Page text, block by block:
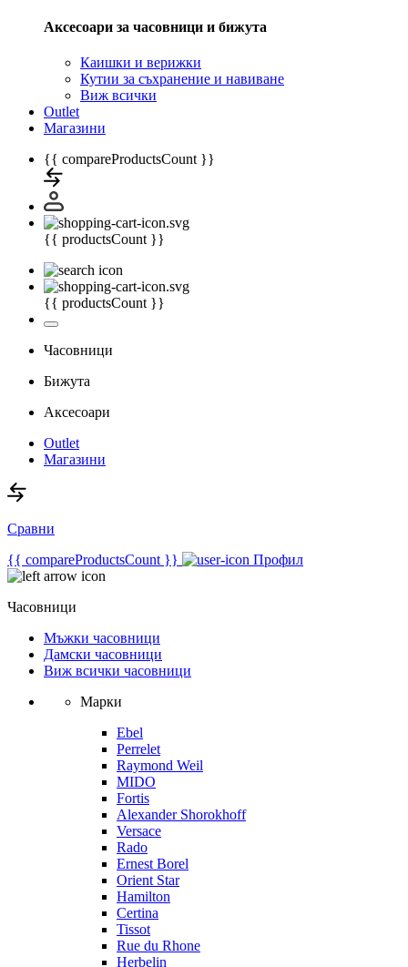
Аксесоари за часовници и бижута
Каишки и верижки
Кутии за съхранение и навиване
Виж всички
Outlet
Магазини
{{ compareProductsCount }}
{{ productsCount }}
{{ productsCount }}
Часовници
Бижута
Аксесоари
Outlet
Магазини
Сравни
{{ compareProductsCount }}
Профил
Часовници
Мъжки часовници
Дамски часовници
Виж всички часовници
Марки
Ebel
Perrelet
Raymond Weil
MIDO
Fortis
Alexander Shorokhoff
Versace
Rado
Ernest Borel
Orient Star
Hamilton
Certina
Tissot
Rue du Rhone
Herbelin